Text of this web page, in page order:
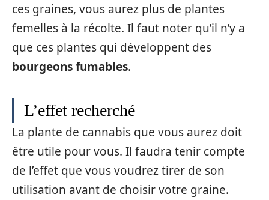
ces graines, vous aurez plus de plantes
femelles à la récolte. Il faut noter qu’il n’y a
que ces plantes qui développent des
bourgeons fumables.
L’effet recherché
La plante de cannabis que vous aurez doit
être utile pour vous. Il faudra tenir compte
de l’effet que vous voudrez tirer de son
utilisation avant de choisir votre graine.